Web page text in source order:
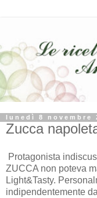
lunedì 8 novembre
Zucca
Protagonista
ZUCCA non poteva
Light&Tasty.
indipendentemente